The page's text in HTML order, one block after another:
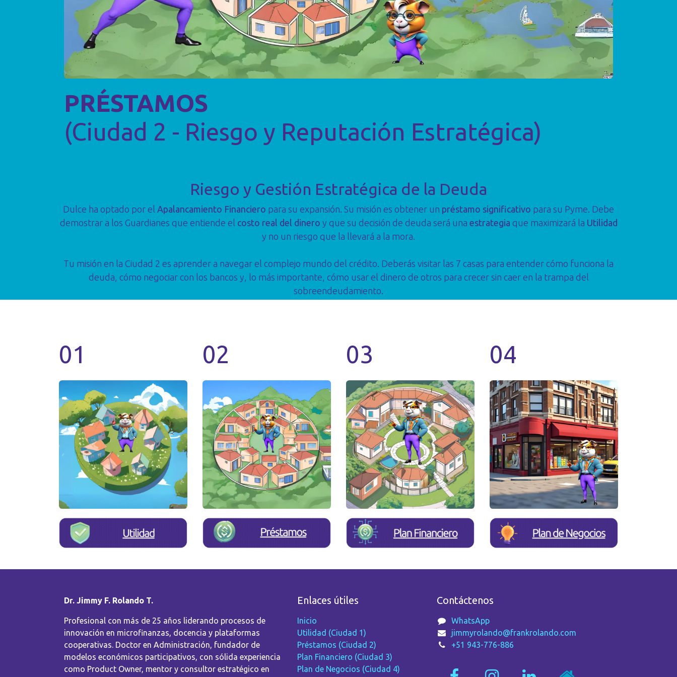
PRÉSTAMOS
(Ciudad 2 - Riesgo y Reputación Estratégica)
Riesgo y Gestión Estratégica de la Deuda
Dulce ha optado por el Apalancamiento Financiero para su expansión. Su misión es obtener un préstamo significativo para su Pyme. Debe
demostrar a los Guardianes que entiende el costo real del dinero y que su decisión de deuda será una estrategia que maximizará la Utilidad
y no un riesgo que la llevará a la mora.
Tu misión en la Ciudad 2 es aprender a navegar el complejo mundo del crédito. Deberás visitar las 7 casas para entender cómo funciona la
deuda, cómo negociar con los bancos y, lo más importante, cómo usar el dinero de otros para crecer sin caer en la trampa del
sobreendeudamiento.
01 02 03 04
Dr. Jimmy F. Rolando T.
Profesional con más de 25 años liderando procesos de
innovación en microfinanzas, docencia y plataformas
cooperativas. Doctor en Administración, fundador de
modelos económicos participativos, con sólida experiencia
como Product Owner, mentor y consultor estratégico en
Enlaces útiles
Inicio
Utilidad (Ciudad 1)
Préstamos (Ciudad 2)
Plan Financiero (Ciudad 3)
Plan de Negocios (Ciudad 4)
Contáctenos
WhatsApp
jimmyrolando@frankrolando.com
+51 943-776-886